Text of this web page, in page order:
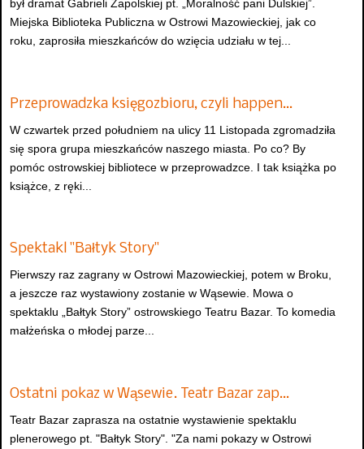
był dramat Gabrieli Zapolskiej pt. „Moralność pani Dulskiej”.
Miejska Biblioteka Publiczna w Ostrowi Mazowieckiej, jak co
roku, zaprosiła mieszkańców do wzięcia udziału w tej...
Przeprowadzka księgozbioru, czyli happen…
W czwartek przed południem na ulicy 11 Listopada zgromadziła
się spora grupa mieszkańców naszego miasta. Po co? By
pomóc ostrowskiej bibliotece w przeprowadzce. I tak książka po
książce, z ręki...
Spektakl "Bałtyk Story"
Pierwszy raz zagrany w Ostrowi Mazowieckiej, potem w Broku,
a jeszcze raz wystawiony zostanie w Wąsewie. Mowa o
spektaklu „Bałtyk Story” ostrowskiego Teatru Bazar. To komedia
małżeńska o młodej parze...
Ostatni pokaz w Wąsewie. Teatr Bazar zap…
Teatr Bazar zaprasza na ostatnie wystawienie spektaklu
plenerowego pt. "Bałtyk Story". "Za nami pokazy w Ostrowi